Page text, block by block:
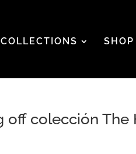
COLLECTIONS SHOP
off colección The